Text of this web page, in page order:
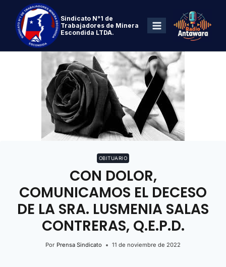
Sindicato N°1 de
Trabajadores de Minera
Escondida LTDA.
OBITUARIO
CON DOLOR,
COMUNICAMOS EL DECESO
DE LA SRA. LUSMENIA SALAS
CONTRERAS, Q.E.P.D.
Por Prensa Sindicato 11 de noviembre de 2022